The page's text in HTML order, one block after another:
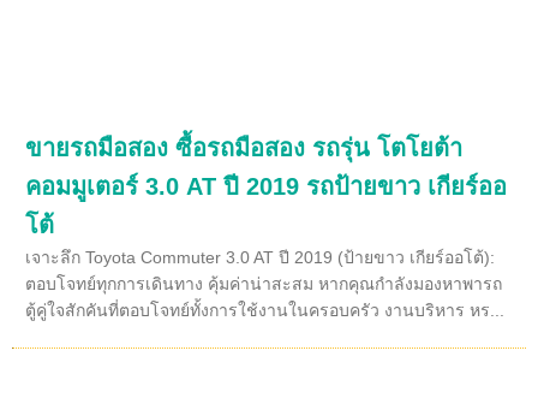
ขายรถมือสอง ซื้อรถมือสอง รถรุ่น โตโยต้า
คอมมูเตอร์ 3.0 AT ปี 2019 รถป้ายขาว เกียร์ออ
โต้
เจาะลึก Toyota Commuter 3.0 AT ปี 2019 (ป้ายขาว เกียร์ออโต้):
ตอบโจทย์ทุกการเดินทาง คุ้มค่าน่าสะสม หากคุณกำลังมองหาพารถ
ตู้คู่ใจสักคันที่ตอบโจทย์ทั้งการใช้งานในครอบครัว งานบริหาร หร...